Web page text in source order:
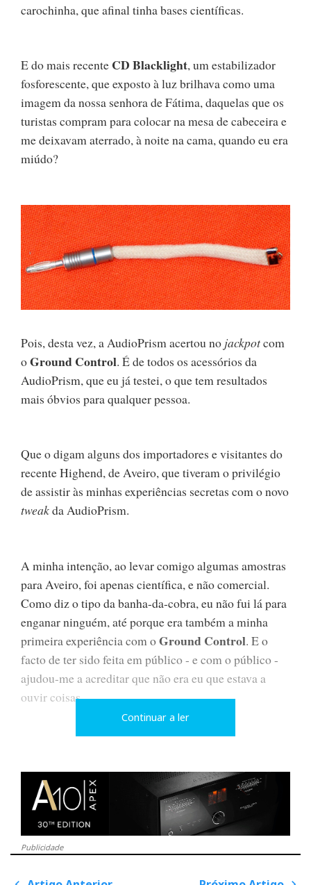
carochinha, que afinal tinha bases científicas.
E do mais recente CD Blacklight, um estabilizador
fosforescente, que exposto à luz brilhava como uma
imagem da nossa senhora de Fátima, daquelas que os
turistas compram para colocar na mesa de cabeceira e
me deixavam aterrado, à noite na cama, quando eu era
miúdo?
Pois, desta vez, a AudioPrism acertou no jackpotcom
oGround Control. É de todos os acessórios da
AudioPrism, que eu já testei, o que tem resultados
mais óbvios para qualquer pessoa.
Que o digam alguns dos importadores e visitantes do
recente Highend, de Aveiro, que tiveram o privilégio
de assistir às minhas experiências secretas com o novo
tweakda AudioPrism.
A minha intenção, ao levar comigo algumas amostras
para Aveiro, foi apenas científica, e não comercial.
Como diz o tipo da banha-da-cobra, eu não fui lá para
enganar ninguém, até porque era também a minha
primeira experiência com oGround Control. E o
facto de ter sido feita em público - e com o público -
ajudou-me a acreditar que não era eu que estava a
ouvir coisas.
no som das colunas: o foco, a definição e o silêncio de
fundo melhoram audivelmente. Mas afinal o que é o
Ground Control
Continuar a ler
Publicidade